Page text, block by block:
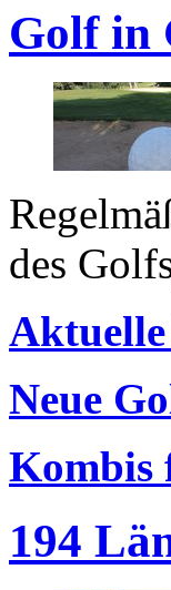
Golf in
des
Neue
Kombis
194